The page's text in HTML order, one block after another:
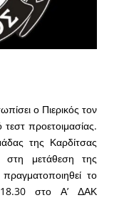
ο Πιερικός τον
προετοιμασίας.
της Καρδίτσας
μετάθεση της
το
18.30 στο Α’ ΔΑΚ